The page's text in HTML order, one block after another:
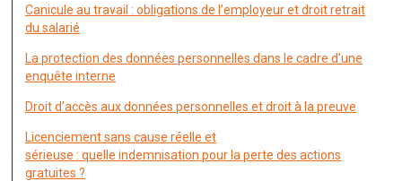
Canicule au travail : obligations de l’employeur et droit retrait
du salarié
La protection des données personnelles dans le cadre d’une
enquête interne
Droit d’accès aux données personnelles et droit à la preuve
Licenciement sans cause réelle et
sérieuse : quelle indemnisation pour la perte des actions
gratuites ?